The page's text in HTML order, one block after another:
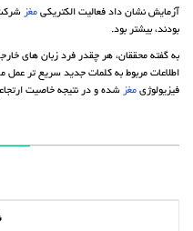
آزمایش نشان داد فعالیت الکتریکی مغز
بودند، بیشتر بود.
به گفته محققان، هر چقدر فرد زبان های
اطلاعات مربوط به کلمات جدید سریع تر
فیزیولوژی مغز شده و در نتیجه خاصیت